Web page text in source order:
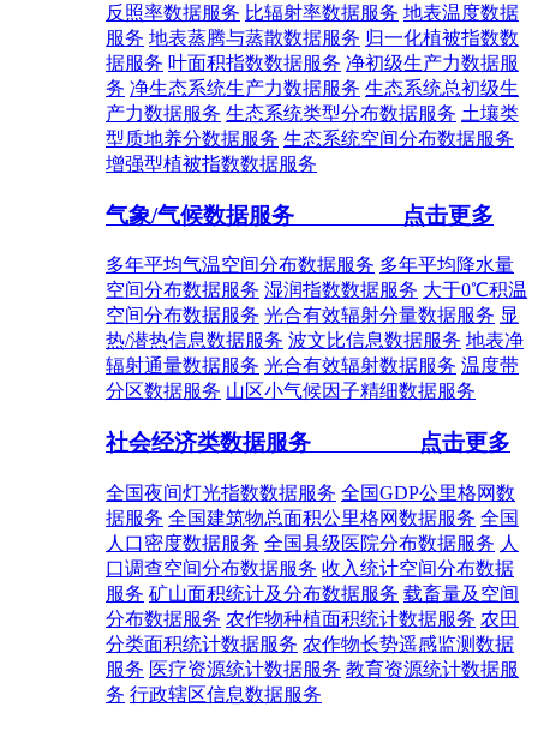
反照率数据服务 比辐射率数据服务 地表温度数据
服务 地表蒸腾与蒸散数据服务 归一化植被指数数
据服务 叶面积指数数据服务 净初级生产力数据服
务 净生态系统生产力数据服务 生态系统总初级生
产力数据服务 生态系统类型分布数据服务 土壤类
型质地养分数据服务 生态系统空间分布数据服务
增强型植被指数数据服务
气象/气候数据服务 点击更多
多年平均气温空间分布数据服务 多年平均降水量
空间分布数据服务 湿润指数数据服务 大于0℃积温
空间分布数据服务 光合有效辐射分量数据服务 显
热/潜热信息数据服务 波文比信息数据服务 地表净
辐射通量数据服务 光合有效辐射数据服务 温度带
分区数据服务 山区小气候因子精细数据服务
社会经济类数据服务 点击更多
全国夜间灯光指数数据服务 全国GDP公里格网数
据服务 全国建筑物总面积公里格网数据服务 全国
人口密度数据服务 全国县级医院分布数据服务 人
口调查空间分布数据服务 收入统计空间分布数据
服务 矿山面积统计及分布数据服务 载畜量及空间
分布数据服务 农作物种植面积统计数据服务 农田
分类面积统计数据服务 农作物长势遥感监测数据
服务 医疗资源统计数据服务 教育资源统计数据服
务 行政辖区信息数据服务